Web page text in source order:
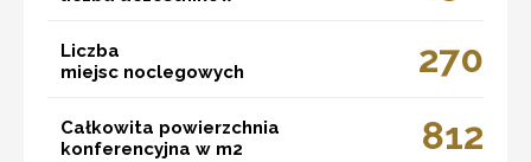
Liczba
miejsc noclegowych
270
Całkowita powierzchnia
konferencyjna w m2
812